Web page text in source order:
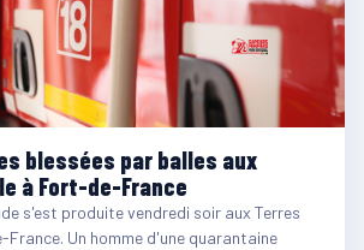
blessées par balles aux
à Fort-de-France
s'est produite vendredi soir aux Terres
Un homme d'une quarantaine